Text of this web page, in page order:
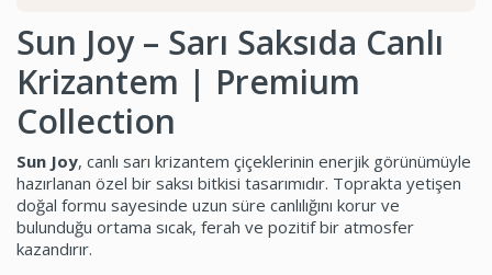
Sun Joy – Sarı Saksıda Canlı
Krizantem | Premium
Collection
Sun Joy, canlı sarı krizantem çiçeklerinin enerjik görünümüyle
hazırlanan özel bir saksı bitkisi tasarımıdır. Toprakta yetişen
doğal formu sayesinde uzun süre canlılığını korur ve
bulunduğu ortama sıcak, ferah ve pozitif bir atmosfer
kazandırır.